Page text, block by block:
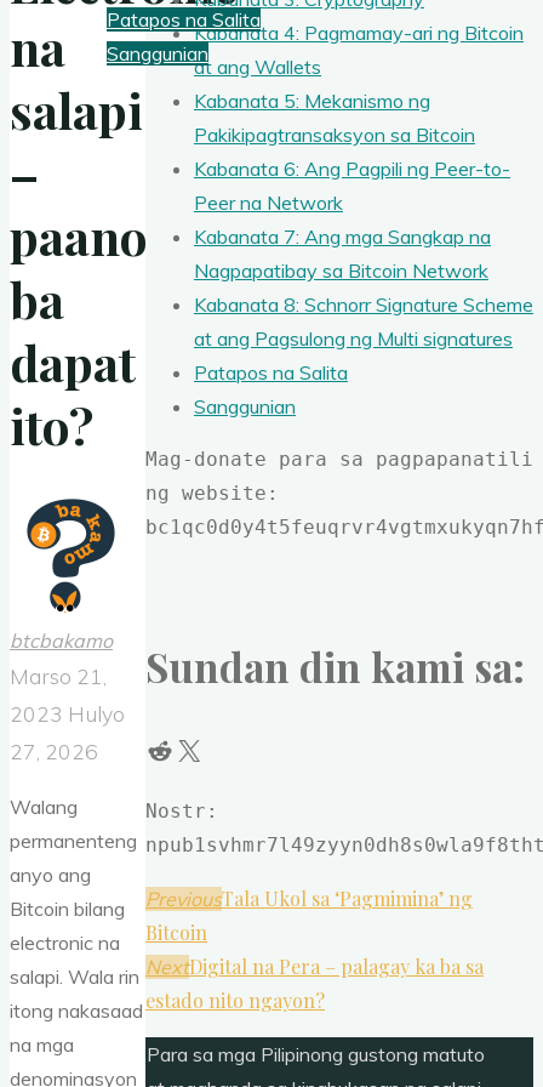
Patapos na Salita
Sanggunian
na
salapi
–
paano
ba
dapat
ito?
btcbakamo
Marso 21,
2023 Hulyo
27, 2026
Walang
permanenteng
anyo ang
Bitcoin bilang
electronic na
salapi. Wala rin
itong nakasaad
na mga
denominasyon
Kabanata 4: Pagmamay-ari ng Bitcoin
at ang Wallets
Kabanata 5: Mekanismo ng
Pakikipagtransaksyon sa Bitcoin
Kabanata 6: Ang Pagpili ng Peer-to-
Peer na Network
Kabanata 7: Ang mga Sangkap na
Nagpapatibay sa Bitcoin Network
Kabanata 8: Schnorr Signature Scheme
at ang Pagsulong ng Multi signatures
Patapos na Salita
Sanggunian
Mag-donate para sa pagpapanatili
ng website:
Sundan din kami sa:
Reddit
X
Nostr:
PreviousTala Ukol sa ‘Pagmimina’ ng
Bitcoin
NextDigital na Pera – palagay ka ba sa
estado nito ngayon?
Para sa mga Pilipinong gustong matuto